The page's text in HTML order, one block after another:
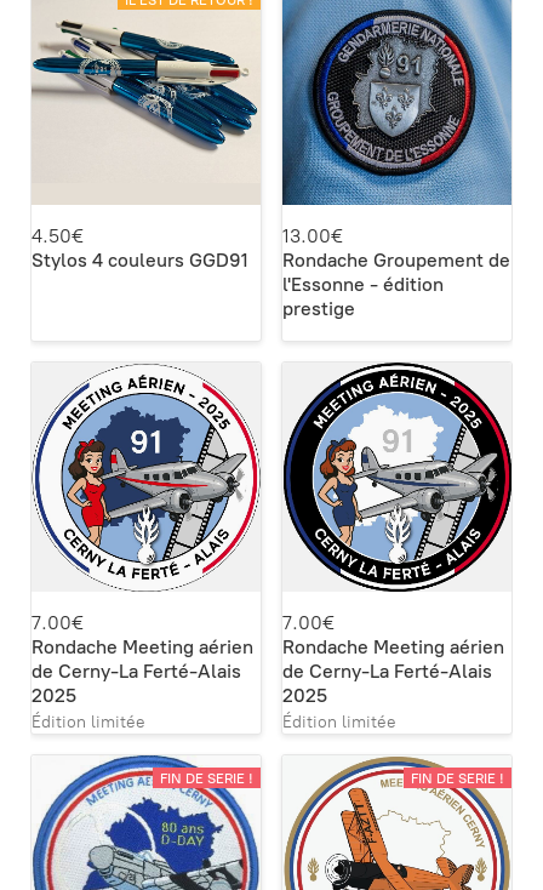
4.50€
Stylos 4 couleurs GGD91
13.00€
Rondache Groupement de
l'Essonne - édition
prestige
7.00€
Rondache Meeting aérien
de Cerny-La Ferté-Alais
2025
Édition limitée
7.00€
Rondache Meeting aérien
de Cerny-La Ferté-Alais
2025
Édition limitée
FIN DE SERIE ! FIN DE SERIE !